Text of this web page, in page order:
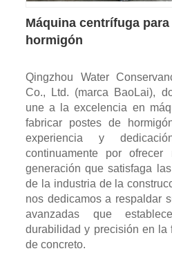
Máquina centrífuga
hormigón
Qingzhou Water
Co., Ltd. (marca BaoLai),
une a la excelencia en
fabricar postes de
experiencia y
continuamente por ofrecer
generación que satisfaga
de la industria de la
nos dedicamos a respaldar
avanzadas que
durabilidad y precisión en la
de concreto.